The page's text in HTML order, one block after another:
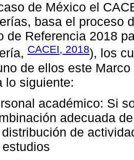
de México el
basa el proceso
de Referencia 2018
CACEI, 2018), los
de ellos este
lo siguiente:
académico: Si
adecuada
de
estudios